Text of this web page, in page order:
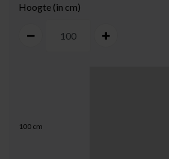
Hoogte (in cm)
100 cm